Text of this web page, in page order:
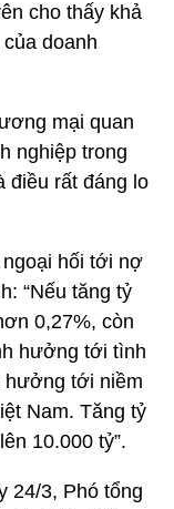
cho thấy khả
doanh
mại quan
nghiệp trong
điều rất đáng lo
hối tới nợ
“Nếu tăng tỷ
0,27%, còn
hưởng tới tình
hưởng tới niềm
Nam. Tăng tỷ
10.000 tỷ”.
24/3, Phó tổng